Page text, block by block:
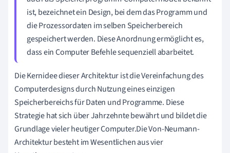
ist, bezeichnet ein Design, bei dem das Programm und
die Prozessordaten im selben Speicherbereich
gespeichert werden. Diese Anordnung ermöglicht es,
dass ein Computer Befehle sequenziell abarbeitet.
Die Kernidee dieser Architektur ist die Vereinfachung des
Computerdesigns durch Nutzung eines einzigen
Speicherbereichs für Daten und Programme. Diese
Strategie hat sich über Jahrzehnte bewährt und bildet die
Grundlage vieler heutiger Computer.Die Von-Neumann-
Architektur besteht im Wesentlichen aus vier